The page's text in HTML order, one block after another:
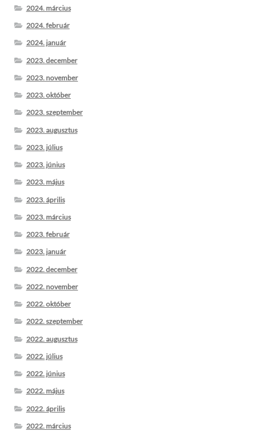
2024. március
2024. február
2024. január
2023. december
2023. november
2023. október
2023. szeptember
2023. augusztus
2023. július
2023. június
2023. május
2023. április
2023. március
2023. február
2023. január
2022. december
2022. november
2022. október
2022. szeptember
2022. augusztus
2022. július
2022. június
2022. május
2022. április
2022. március